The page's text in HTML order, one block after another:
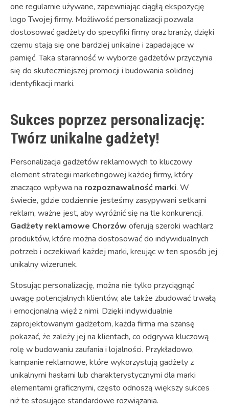
one regularnie używane, zapewniając ciągłą ekspozycję
logo Twojej firmy. Możliwość personalizacji pozwala
dostosować gadżety do specyfiki firmy oraz branży, dzięki
czemu stają się one bardziej unikalne i zapadające w
pamięć. Taka staranność w wyborze gadżetów przyczynia
się do skuteczniejszej promocji i budowania solidnej
identyfikacji marki.
Sukces poprzez personalizację:
Twórz unikalne gadżety!
Personalizacja gadżetów reklamowych to kluczowy
element strategii marketingowej każdej firmy, który
znacząco wpływa na rozpoznawalność marki. W
świecie, gdzie codziennie jesteśmy zasypywani setkami
reklam, ważne jest, aby wyróżnić się na tle konkurencji.
Gadżety reklamowe Chorzów oferują szeroki wachlarz
produktów, które można dostosować do indywidualnych
potrzeb i oczekiwań każdej marki, kreując w ten sposób jej
unikalny wizerunek.
Stosując personalizację, można nie tylko przyciągnąć
uwagę potencjalnych klientów, ale także zbudować trwałą
i emocjonalną więź z nimi. Dzięki indywidualnie
zaprojektowanym gadżetom, każda firma ma szansę
pokazać, że zależy jej na klientach, co odgrywa kluczową
rolę w budowaniu zaufania i lojalności. Przykładowo,
kampanie reklamowe, które wykorzystują gadżety z
unikalnymi hasłami lub charakterystycznymi dla marki
elementami graficznymi, często odnoszą większy sukces
niż te stosujące standardowe rozwiązania.